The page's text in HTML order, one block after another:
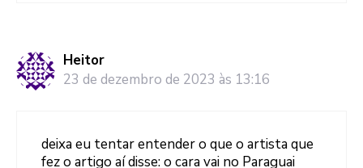
Heitor
23 de dezembro de 2023 às 13:16
deixa eu tentar entender o que o artista que
fez o artigo aí disse: o cara vai no Paraguai